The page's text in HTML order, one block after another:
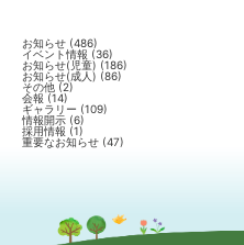
お知らせ (486)
イベント情報 (36)
お知らせ(児童) (186)
お知らせ(成人) (86)
その他 (2)
会報 (14)
ギャラリー (109)
情報開示 (6)
採用情報 (1)
重要なお知らせ (47)